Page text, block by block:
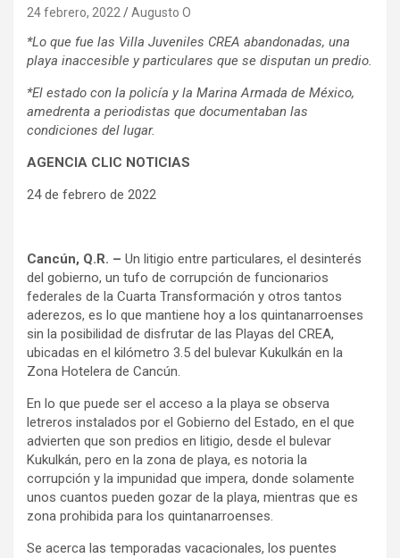
24 febrero, 2022 Augusto O
*Lo que fue las Villa Juveniles CREA abandonadas, una
playa inaccesible y particulares que se disputan un predio.
*El estado con la policía y la Marina Armada de México,
amedrenta a periodistas que documentaban las
condiciones del lugar.
AGENCIA CLIC NOTICIAS
24 de febrero de 2022
Cancún, Q.R. – Un litigio entre particulares, el desinterés
del gobierno, un tufo de corrupción de funcionarios
federales de la Cuarta Transformación y otros tantos
aderezos, es lo que mantiene hoy a los quintanarroenses
sin la posibilidad de disfrutar de las Playas del CREA,
ubicadas en el kilómetro 3.5 del bulevar Kukulkán en la
Zona Hotelera de Cancún.
En lo que puede ser el acceso a la playa se observa
letreros instalados por el Gobierno del Estado, en el que
advierten que son predios en litigio, desde el bulevar
Kukulkán, pero en la zona de playa, es notoria la
corrupción y la impunidad que impera, donde solamente
unos cuantos pueden gozar de la playa, mientras que es
zona prohibida para los quintanarroenses.
Se acerca las temporadas vacacionales, los puentes